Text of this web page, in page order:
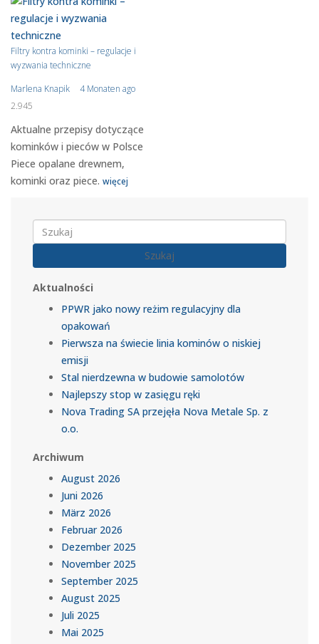
Filtry kontra kominki – regulacje i
wyzwania techniczne
Marlena Knapik
4 Monaten ago
2.945
Aktualne przepisy dotyczące
kominków i pieców w Polsce
Piece opalane drewnem,
kominki oraz piece. więcej
Szukaj
Aktualności
PPWR jako nowy reżim regulacyjny dla
opakowań
Pierwsza na świecie linia kominów o niskiej
emisji
Stal nierdzewna w budowie samolotów
Najlepszy stop w zasięgu ręki
Nova Trading SA przejęła Nova Metale Sp. z
o.o.
Archiwum
August 2026
Juni 2026
März 2026
Februar 2026
Dezember 2025
November 2025
September 2025
August 2025
Juli 2025
Mai 2025